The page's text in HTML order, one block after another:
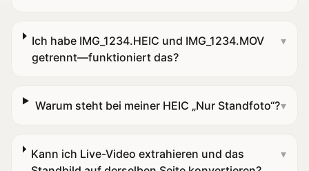
Ich habe IMG_1234.HEIC und IMG_1234.MOV
getrennt—funktioniert das?
▾
Warum steht bei meiner HEIC „Nur Standfoto“?▾
Kann ich Live-Video extrahieren und das
▾